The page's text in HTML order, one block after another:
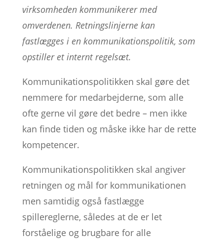
virksomheden kommunikerer med
omverdenen. Retningslinjerne kan
fastlægges i en kommunikationspolitik, som
opstiller et internt regelsæt.
Kommunikationspolitikken skal gøre det
nemmere for medarbejderne, som alle
ofte gerne vil gøre det bedre – men ikke
kan finde tiden og måske ikke har de rette
kompetencer.
Kommunikationspolitikken skal angiver
retningen og mål for kommunikationen
men samtidig også fastlægge
spillereglerne, således at de er let
forståelige og brugbare for alle